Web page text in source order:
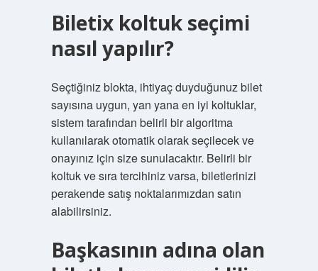
Biletix koltuk seçimi
nasıl yapılır?
Seçtiğiniz blokta, ihtiyaç duyduğunuz bilet
sayısına uygun, yan yana en iyi koltuklar,
sistem tarafından belirli bir algoritma
kullanılarak otomatik olarak seçilecek ve
onayınız için size sunulacaktır. Belirli bir
koltuk ve sıra tercihiniz varsa, biletlerinizi
perakende satış noktalarımızdan satın
alabilirsiniz.
Başkasının adına olan